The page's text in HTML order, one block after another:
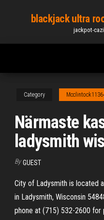
content
blackjack ultra
jackpot-
Category
Närmaste
ladysmith
By GUEST
City of Ladysmith is located
in Ladysmith, Wisconsin
phone at (715) 532-2600 for